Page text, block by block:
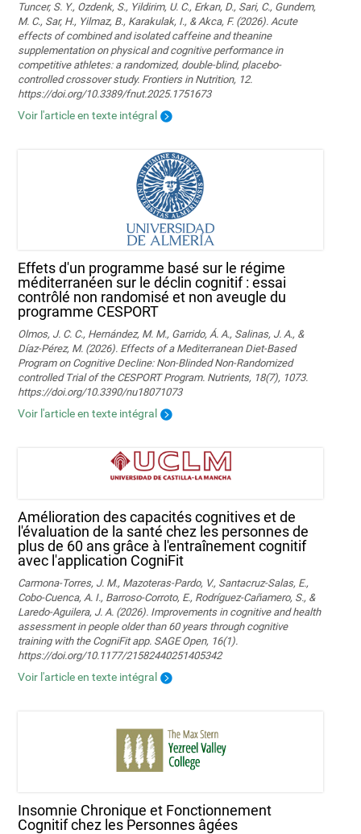
Tuncer, S. Y., Ozdenk, S., Yildirim, U. C., Erkan, D., Sari, C., Gundem,
M. C., Sar, H., Yilmaz, B., Karakulak, I., & Akca, F. (2026). Acute
effects of combined and isolated caffeine and theanine
supplementation on physical and cognitive performance in
competitive athletes: a randomized, double-blind, placebo-
controlled crossover study. Frontiers in Nutrition, 12.
https://doi.org/10.3389/fnut.2025.1751673
Voir l'article en texte intégral
Effets d'un programme basé sur le régime
méditerranéen sur le déclin cognitif : essai
contrôlé non randomisé et non aveugle du
programme CESPORT
Olmos, J. C. C., Hernández, M. M., Garrido, Á. A., Salinas, J. A., &
Díaz-Pérez, M. (2026). Effects of a Mediterranean Diet-Based
Program on Cognitive Decline: Non-Blinded Non-Randomized
controlled Trial of the CESPORT Program. Nutrients, 18(7), 1073.
https://doi.org/10.3390/nu18071073
Voir l'article en texte intégral
Amélioration des capacités cognitives et de
l'évaluation de la santé chez les personnes de
plus de 60 ans grâce à l'entraînement cognitif
avec l'application CogniFit
Carmona-Torres, J. M., Mazoteras-Pardo, V., Santacruz-Salas, E.,
Cobo-Cuenca, A. I., Barroso-Corroto, E., Rodríguez-Cañamero, S., &
Laredo-Aguilera, J. A. (2026). Improvements in cognitive and health
assessment in people older than 60 years through cognitive
training with the CogniFit app. SAGE Open, 16(1).
https://doi.org/10.1177/21582440251405342
Voir l'article en texte intégral
Insomnie Chronique et Fonctionnement
Cognitif chez les Personnes âgées